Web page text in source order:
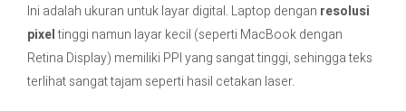
Ini adalah ukuran untuk layar digital. Laptop dengan resolusi
pixeltinggi namun layar kecil (seperti MacBook dengan
Retina Display) memiliki PPI yang sangat tinggi, sehingga teks
terlihat sangat tajam seperti hasil cetakan laser.